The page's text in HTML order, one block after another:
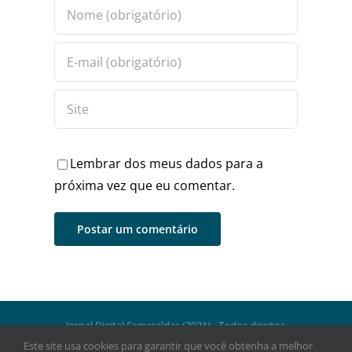
Lembrar dos meus dados para a
próxima vez que eu comentar.
Jornal Digital Esmeraldas (2021) - Todos direitos
reservados.
Este site usa cookies para garantir que você obtenha a melhor